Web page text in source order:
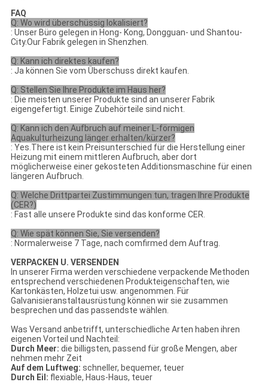
FAQ
Q: Wo wird überschüssig lokalisiert?
: Unser Büro gelegen in Hong- Kong, Dongguan- und Shantou-
City.Our Fabrik gelegen in Shenzhen.
Q: Kann ich direktes kaufen?
: Ja können Sie vom Überschuss direkt kaufen.
Q: Stellen Sie Ihre Produkte im Haus her?
: Die meisten unserer Produkte sind an unserer Fabrik
eigengefertigt. Einige Zubehörteile sind nicht.
Q: Kann ich den Aufbruch auf meiner L-förmigen
Aquakulturheizung länger erhalten/kürzer?
: Yes.There ist kein Preisunterschied für die Herstellung einer
Heizung mit einem mittleren Aufbruch, aber dort
möglicherweise einer gekosteten Additionsmaschine für einen
längeren Aufbruch.
Q: Welche Drittpartei Zustimmungen tun, tragen Ihre Produkte
(CER?)
: Fast alle unsere Produkte sind das konforme CER.
Q: Wie spät können Sie, Sie versenden?
: Normalerweise 7 Tage, nach comfirmed dem Auftrag.
VERPACKEN U. VERSENDEN
In unserer Firma werden verschiedene verpackende Methoden
entsprechend verschiedenen Produkteigenschaften, wie
Kartonkästen, Holzetui usw. angenommen. Für
Galvanisieranstaltausrüstung können wir sie zusammen
besprechen und das passendste wählen.
Was Versand anbetrifft, unterschiedliche Arten haben ihren
eigenen Vorteil und Nachteil:
Durch Meer: die billigsten, passend für große Mengen, aber
nehmen mehr Zeit
Auf dem Luftweg: schneller, bequemer, teuer
Durch Eil: flexiable, Haus-Haus, teuer